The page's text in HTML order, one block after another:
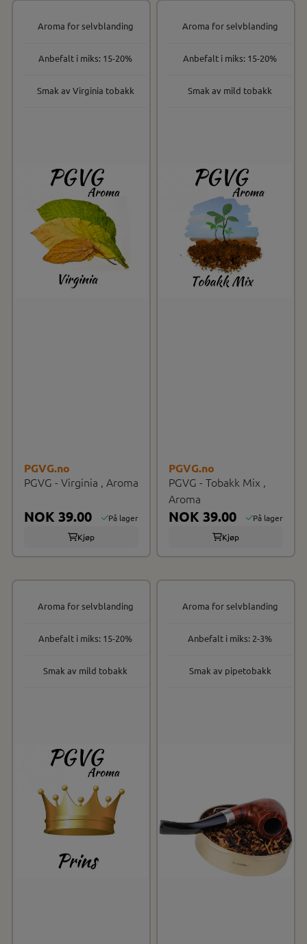
PGVG.no
PGVG - Virginia , Aroma
NOK 39.00
På lager
Kjøp
Aroma for selvblanding
Anbefalt i miks: 15-20%
Smak av Virginia tobakk
PGVG.no
PGVG - Tobakk Mix ,
Aroma
NOK 39.00
På lager
Kjøp
Aroma for selvblanding
Anbefalt i miks: 15-20%
Smak av mild tobakk
Aroma for selvblanding
Anbefalt i miks: 15-20%
Smak av mild tobakk
Aroma for selvblanding
Anbefalt i miks: 2-3%
Smak av pipetobakk